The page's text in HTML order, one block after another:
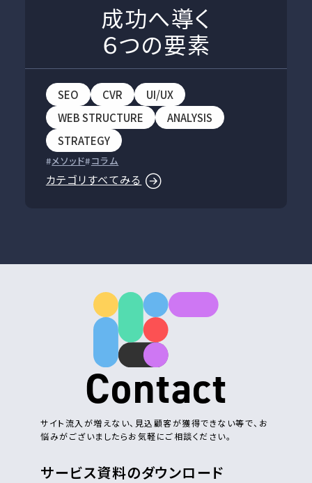
成功へ導く
６つの要素
SEO CVR
UI/UX
WEB STRUCTURE
ANALYSIS
STRATEGY
メソッド コラム
カテゴリすべてみる
Contact
サイト流入が増えない、見込顧客が獲得できない等で、お
悩みがございましたらお気軽にご相談ください。
サービス資料のダウンロード